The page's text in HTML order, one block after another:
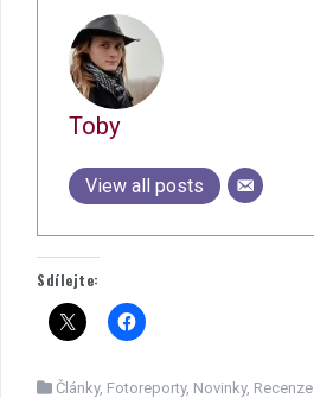
Toby
View all posts
Sdílejte:
Články, Fotoreporty, Novinky, Recenze